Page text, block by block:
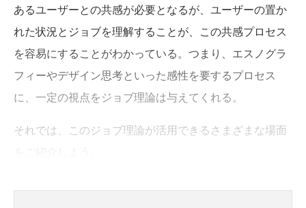
あるユーザーとの共感が必要となるが、ユーザーの置か
れた状況とジョブを理解することが、この共感プロセス
を容易にすることがわかっている。つまり、エスノグラ
フィーやデザイン思考といった感性を要するプロセス
に、一定の視点をジョブ理論は与えてくれる。
それでは、このジョブ理論が活用できるさまざまな場面